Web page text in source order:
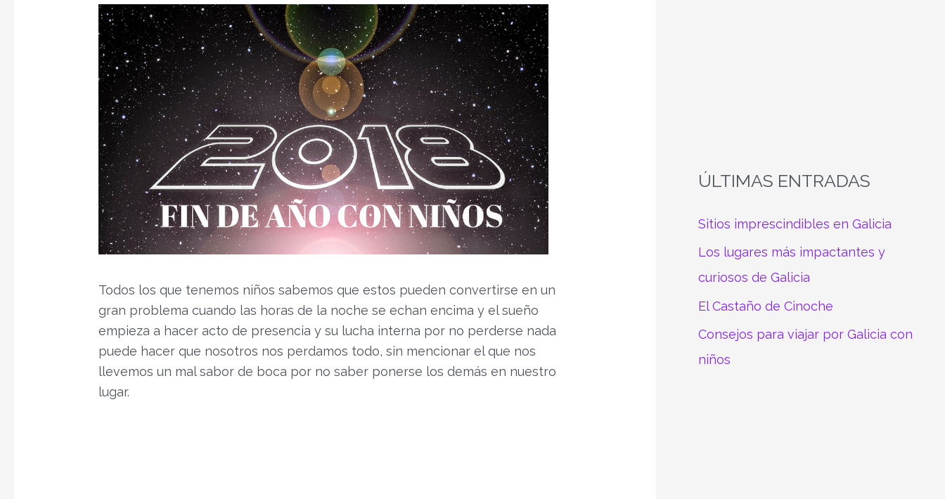
Todos los que tenemos niños sabemos que estos pueden convertirse en un
gran problema cuando las horas de la noche se echan encima y el sueño
empieza a hacer acto de presencia y su lucha interna por no perderse nada
puede hacer que nosotros nos perdamos todo, sin mencionar el que nos
llevemos un mal sabor de boca por no saber ponerse los demás en nuestro
lugar.
ÚLTIMAS ENTRADAS
Sitios imprescindibles en Galicia
Los lugares más impactantes y
curiosos de Galicia
El Castaño de Cinoche
Consejos para viajar por Galicia con
niños